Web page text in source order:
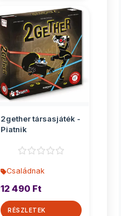
2gether társasjáték -
Piatnik
Családnak
12 490 Ft
RÉSZLETEK